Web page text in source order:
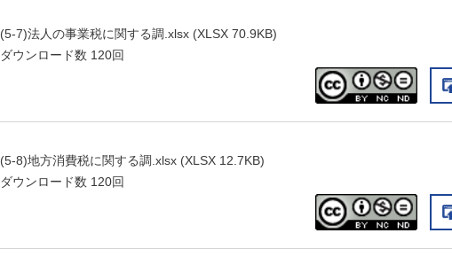
(5-7)法人の事業税に関する調.xlsx (XLSX 70.9KB)
ダウンロード数 120回
(5-8)地方消費税に関する調.xlsx (XLSX 12.7KB)
ダウンロード数 120回